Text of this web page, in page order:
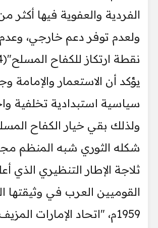
الفردية والعفوية فيها أكثر
ولعدم توفر دعم خارجي،
يؤكد أن الاستعمار والإمامة
سياسية استبدادية تخلفية
ولذلك بقي خيار الكفاح
شكله الثوري شبه المنظم
ثلاجة الإطار التنظيري الذي
القوميين العرب في وثيقتها
1959م، "اتحاد الإمارات